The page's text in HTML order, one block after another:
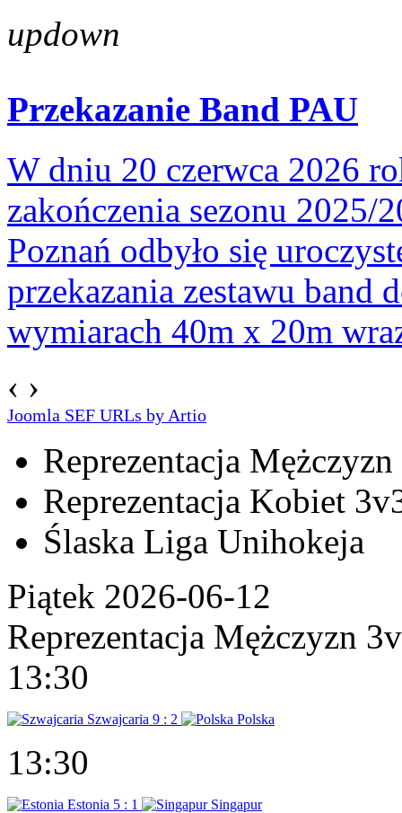
updown
Przekazanie Band PAU
W dniu 20 czerwca 2026
zakończenia sezonu 2025/
Poznań odbyło się
przekazania zestawu band
wymiarach 40m x 20m
‹ ›
Joomla SEF URLs by Artio
Reprezentacja
Reprezentacja Kobiet
Ślaska Liga Unihokeja
Piątek 2026-06-12
Reprezentacja Mężczyzn
13:30
Szwajcaria 9 : 2 Polska
13:30
Estonia 5 : 1 Singapur